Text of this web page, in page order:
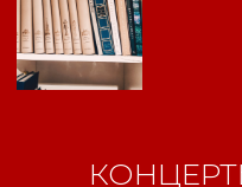
Свидетельство о
регистрации
ISSN 3033-9081